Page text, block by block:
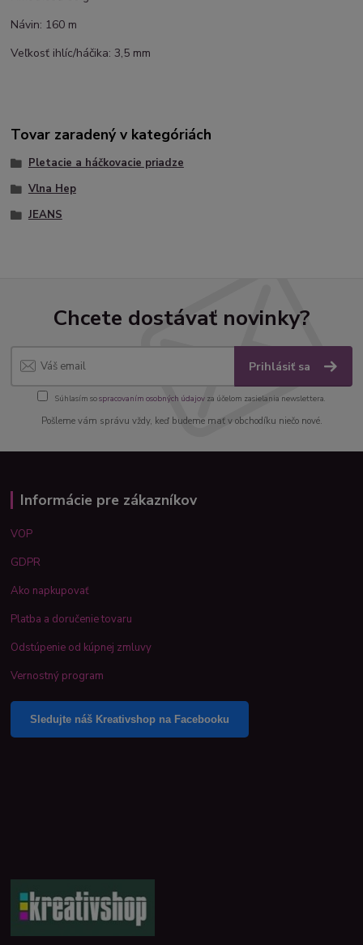
Návin: 160 m
Veľkosť ihlíc/háčika: 3,5 mm
Tovar zaradený v kategóriách
Pletacie a háčkovacie priadze
Vlna Hep
JEANS
Chcete dostávať novinky?
Prihlásiť sa
Súhlasím sospracovaním osobných údajov za účelom zasielania newslettera.
Pošleme vám správu vždy, keď budeme mať v obchodíku niečo nové.
Informácie pre zákazníkov
VOP
GDPR
Ako napkupovať
Platba a doručenie tovaru
Odstúpenie od kúpnej zmluvy
Vernostný program
Sledujte náš Kreativshop na Facebooku